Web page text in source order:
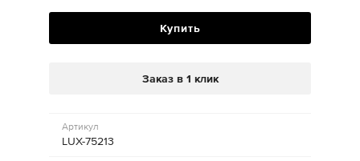
Купить
Заказ в 1 клик
Артикул
LUX-75213